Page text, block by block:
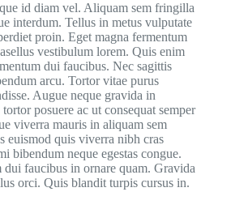
id diam vel. Aliquam sem fringilla
interdum. Tellus in metus vulputate
proin. Eget magna fermentum
vestibulum lorem. Quis enim
dui faucibus. Nec sagittis
arcu. Tortor vitae purus
Augue neque gravida in
posuere ac ut consequat semper
viverra mauris in aliquam sem
euismod quis viverra nibh cras
bibendum neque egestas congue.
dui faucibus in ornare quam. Gravida
orci. Quis blandit turpis cursus in.